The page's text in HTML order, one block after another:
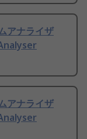
アナライザ
アナライザ